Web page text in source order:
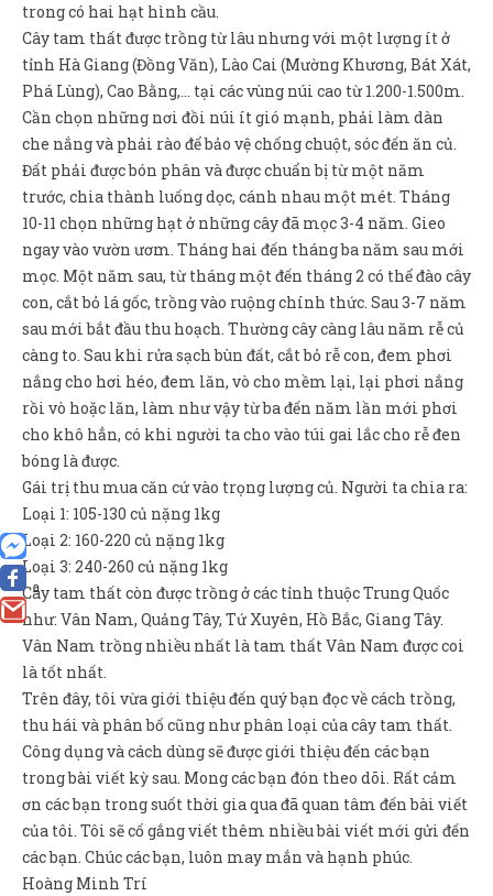
0
trong có hai hạt hình cầu.
Cây tam thất được trồng từ lâu nhưng với một lượng ít ở
tỉnh Hà Giang (Đồng Văn), Lào Cai (Mường Khương, Bát Xát,
Phá Lùng), Cao Bằng,… tại các vùng núi cao từ 1.200-1.500m.
Cần chọn những nơi đồi núi ít gió mạnh, phải làm dàn
che nắng và phải rào để bảo vệ chống chuột, sóc đến ăn củ.
Đất phải được bón phân và được chuẩn bị từ một năm
trước, chia thành luống dọc, cánh nhau một mét. Tháng
10-11 chọn những hạt ở những cây đã mọc 3-4 năm. Gieo
ngay vào vườn ươm. Tháng hai đến tháng ba năm sau mới
mọc. Một năm sau, từ tháng một đến tháng 2 có thể đào cây
con, cắt bỏ lá gốc, trồng vào ruộng chính thức. Sau 3-7 năm
sau mới bắt đầu thu hoạch. Thường cây càng lâu năm rễ củ
càng to. Sau khi rửa sạch bùn đất, cắt bỏ rễ con, đem phơi
nắng cho hơi héo, đem lăn, vò cho mềm lại, lại phơi nắng
rồi vò hoặc lăn, làm như vậy từ ba đến năm lần mới phơi
cho khô hẳn, có khi người ta cho vào túi gai lắc cho rễ đen
bóng là được.
Gái trị thu mua căn cứ vào trọng lượng củ. Người ta chia ra:
Loại 1: 105-130 củ nặng 1kg
Loại 2: 160-220 củ nặng 1kg
Loại 3: 240-260 củ nặng 1kg
Cây tam thất còn được trồng ở các tỉnh thuộc Trung Quốc
như: Vân Nam, Quảng Tây, Tứ Xuyên, Hồ Bắc, Giang Tây.
Vân Nam trồng nhiều nhất là tam thất Vân Nam được coi
là tốt nhất.
Trên đây, tôi vừa giới thiệu đến quý bạn đọc về cách trồng,
thu hái và phân bố cũng như phân loại của cây tam thất.
Công dụng và cách dùng sẽ được giới thiệu đến các bạn
trong bài viết kỳ sau. Mong các bạn đón theo dõi. Rất cảm
ơn các bạn trong suốt thời gia qua đã quan tâm đến bài viết
của tôi. Tôi sẽ cố gắng viết thêm nhiều bài viết mới gửi đến
các bạn. Chúc các bạn, luôn may mắn và hạnh phúc.
Hoàng Minh Trí